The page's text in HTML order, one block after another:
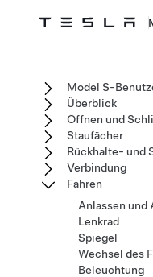
Model S-
Überblick
Öffnen und
Staufächer
Rückhalte- und
Verbindung
Fahren
Anlassen und
Lenkrad
Spiegel
Wechsel des
Beleuchtung